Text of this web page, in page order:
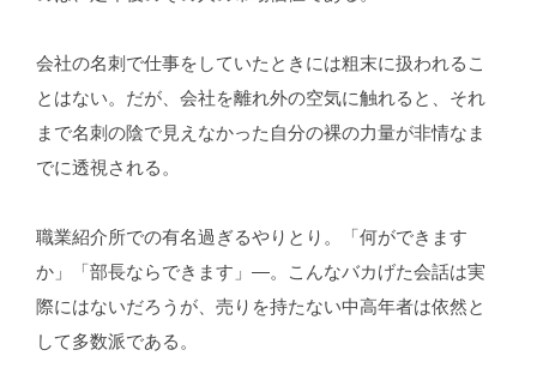
会社の名刺で仕事をしていたときには粗末に扱われるこ
とはない。だが、会社を離れ外の空気に触れると、それ
まで名刺の陰で見えなかった自分の裸の力量が非情なま
でに透視される。
職業紹介所での有名過ぎるやりとり。「何ができます
か」「部長ならできます」―。こんなバカげた会話は実
際にはないだろうが、売りを持たない中高年者は依然と
して多数派である。